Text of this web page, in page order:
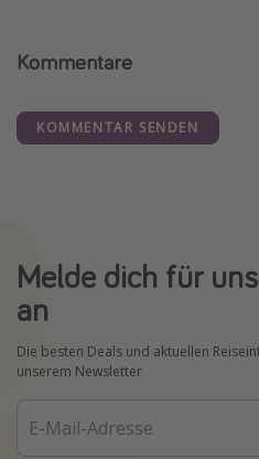
Kommentare
KOMMENTAR SENDEN
Melde dich für
an
Die besten Deals und aktuellen
unserem Newsletter